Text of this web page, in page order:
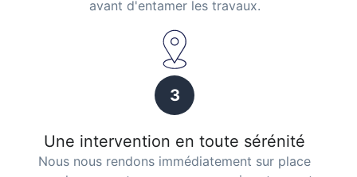
avant d'entamer les travaux.
3
Une intervention en toute sérénité
Nous nous rendons immédiatement sur place